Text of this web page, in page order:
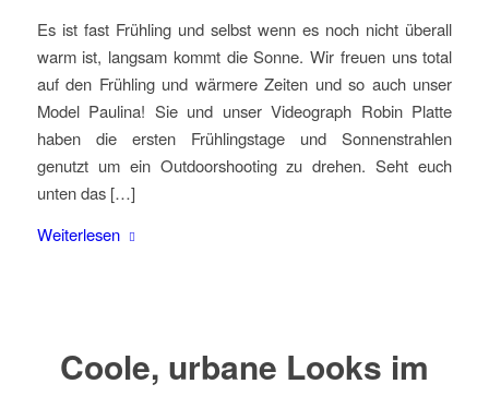
Es ist fast Frühling und selbst wenn es noch nicht überall
warm ist, langsam kommt die Sonne. Wir freuen uns total
auf den Frühling und wärmere Zeiten und so auch unser
Model Paulina! Sie und unser Videograph Robin Platte
haben die ersten Frühlingstage und Sonnenstrahlen
genutzt um ein Outdoorshooting zu drehen. Seht euch
unten das […]
Weiterlesen
Coole, urbane Looks im